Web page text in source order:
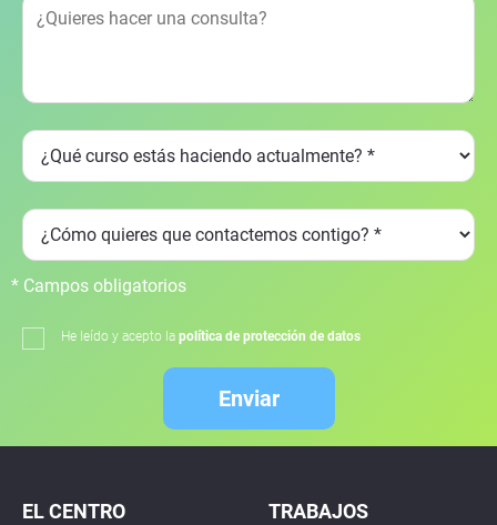
* Campos obligatorios
He leído y acepto la política de protección de datos
Enviar
EL CENTRO TRABAJOS